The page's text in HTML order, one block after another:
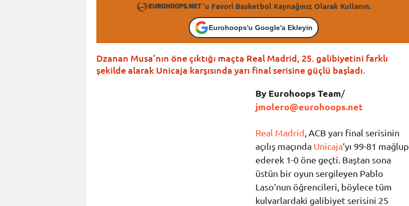
'u Favori Basketbol Kaynağınız Olarak Kullanın.
Eurohoops'u Google'a Ekleyin
Dzanan Musa’nın öne çıktığı maçta Real Madrid, 25. galibiyetini farklı
şekilde alarak Unicaja karşısında yarı final serisine güçlü başladı.
By Eurohoops Team/
jmolero@eurohoops.net
Real Madrid , ACB yarı final serisinin
açılış maçında Unicaja’yı 99-81 mağlup
ederek 1-0 öne geçti. Baştan sona
üstün bir oyun sergileyen Pablo
Laso’nun öğrencileri, böylece tüm
kulvarlardaki galibiyet serisini 25